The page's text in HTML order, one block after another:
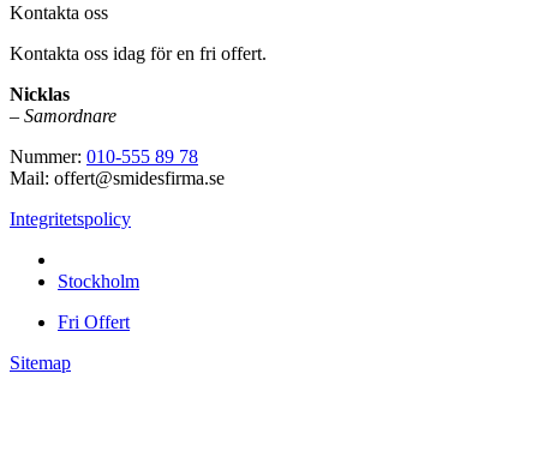
Kontakta oss
Kontakta oss idag för en fri offert.
Nicklas
– Samordnare
Nummer: 010-555 89 78
Mail: offert@smidesfirma.se
Integritetspolicy
Stockholm
Fri Offert
Sitemap